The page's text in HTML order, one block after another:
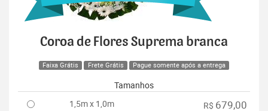
Coroa de Flores Suprema branca
Faixa Grátis Frete Grátis Pague somente após a entrega
Tamanhos
1,5m x 1,0m
R$ 679,00